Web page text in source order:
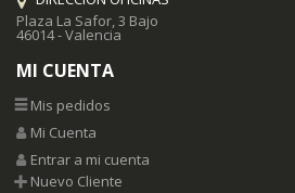
Plaza La Safor, 3 Bajo
46014 - Valencia
MI CUENTA
Mis pedidos
Mi Cuenta
Entrar a mi cuenta
Nuevo Cliente